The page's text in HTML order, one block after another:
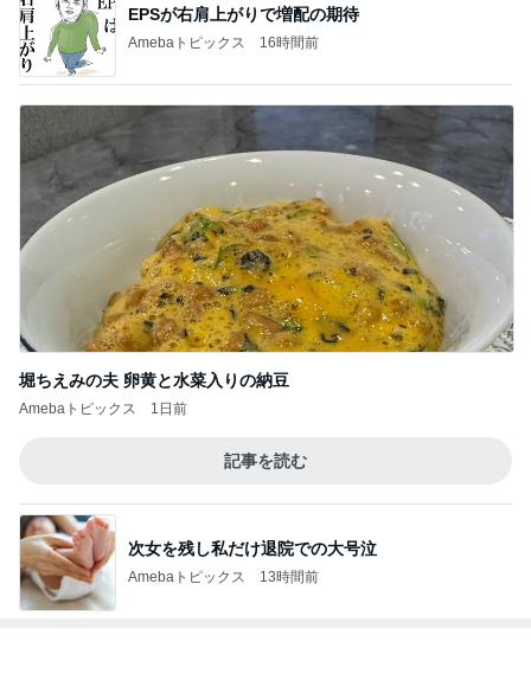
EPSが右肩上がりで増配の期待
Amebaトピックス 16時間前
堀ちえみの夫 卵黄と水菜入りの納豆
Amebaトピックス 1日前
記事を読む
次女を残し私だけ退院での大号泣
Amebaトピックス 13時間前